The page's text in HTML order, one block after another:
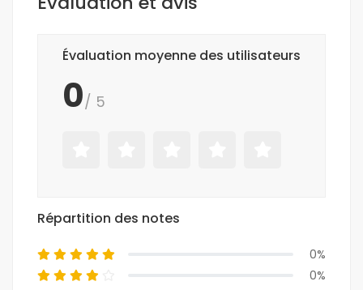
Évaluation moyenne des utilisateurs
0/ 5
Répartition des notes
0%
0%